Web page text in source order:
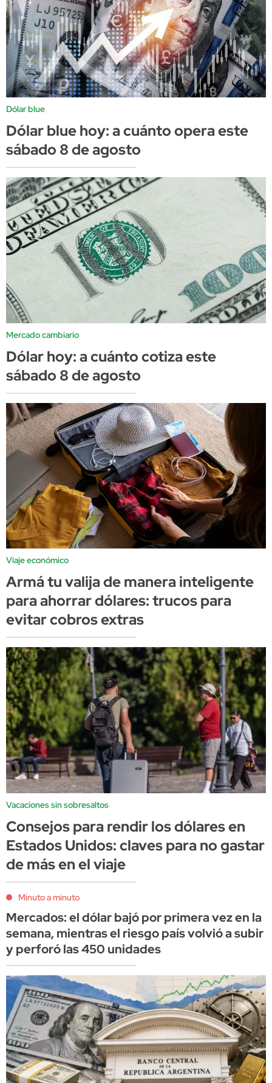
Dólar blue
Dólar blue hoy: a cuánto opera este
sábado 8 de agosto
Mercado cambiario
Dólar hoy: a cuánto cotiza este
sábado 8 de agosto
Viaje económico
Armá tu valija de manera inteligente
para ahorrar dólares: trucos para
evitar cobros extras
Vacaciones sin sobresaltos
Consejos para rendir los dólares en
Estados Unidos: claves para no gastar
de más en el viaje
Minuto a minuto
Mercados: el dólar bajó por primera vez en la
semana, mientras el riesgo país volvió a subir
y perforó las 450 unidades